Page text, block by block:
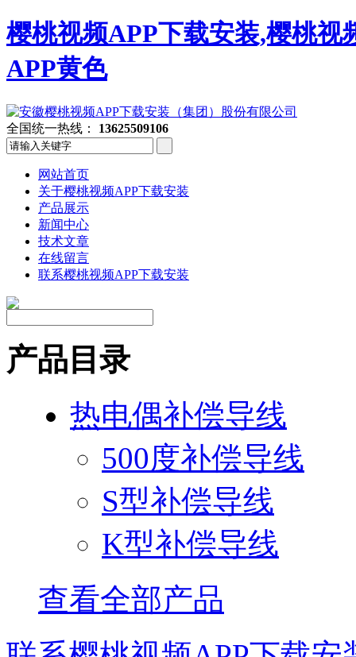
樱桃视频APP下载安装,樱桃
APP黄色
全国统一热线： 13625509106
网站首页
关于樱桃视频APP下载安装
产品展示
新闻中心
技术文章
在线留言
联系樱桃视频APP下载安装
产品目录
热电偶补偿导线
500度补偿导线
S型补偿导线
K型补偿导线
查看全部产品